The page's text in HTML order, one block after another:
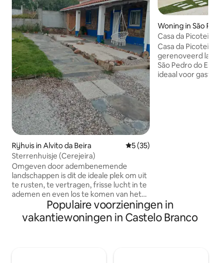
Rijhuis in Alvito da Beira Gemiddelde beoordeling
5 (35)
Sterrenhuisje (Cerejeira)
Omgeven door adembenemende
landschappen is dit de ideale plek om uit
te rusten, te vertragen, frisse lucht in te
ademen en even los te komen van het
dagelijkse leven. Op slechts een korte
wandeling vind je een rivieroever met
een rivierstrand en lagunes om te
Woning in São
Casa da Picoteira
elektrische
Casa da Picoteira
gerenoveerd
São Pedro do
ideaal voor
Populaire voorzieningen in
vakantiewoningen in Castelo Branco